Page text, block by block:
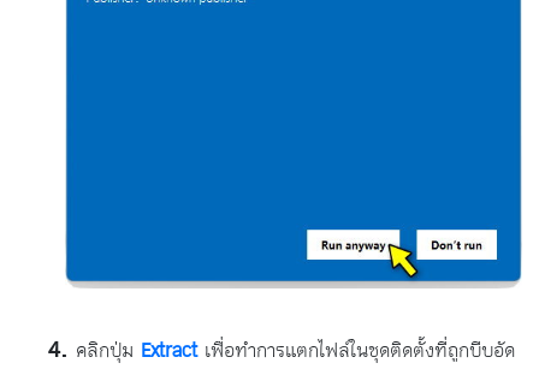
คลิกปุ่ม Extractเพื่อทำการแตกไฟล์ในชุดติดตั้งที่ถูกบีบอัด